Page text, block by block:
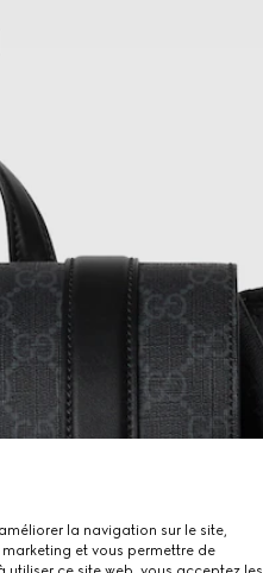
la navigation sur le site,
et vous permettre de